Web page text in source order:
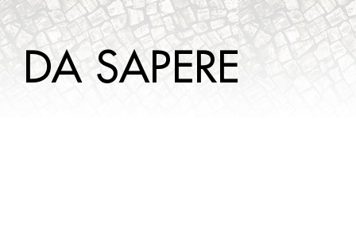
WINE TOURS
DA SAPERE
DA SAPERE